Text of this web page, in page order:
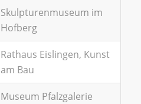
Skulpturenmuseum im
Hofberg
Rathaus Eislingen, Kunst
am Bau
Museum Pfalzgalerie